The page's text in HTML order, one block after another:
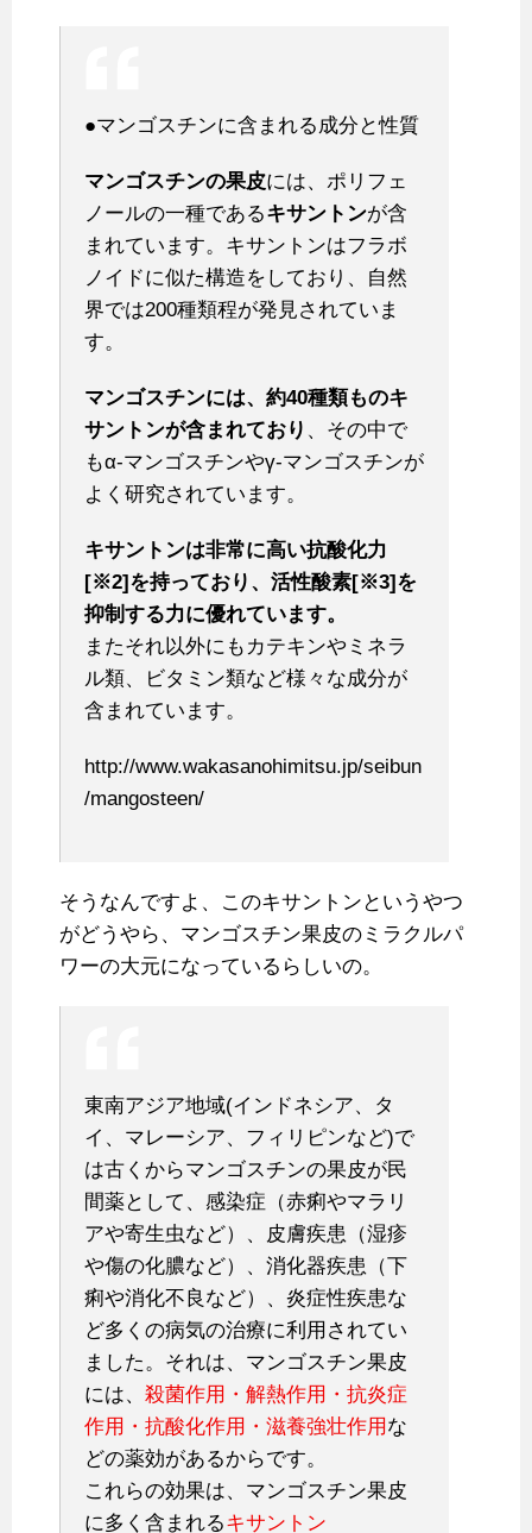
●マンゴスチンに含まれる成分と性質
マンゴスチンの果皮には、ポリフェ
ノールの一種であるキサントンが含
まれています。キサントンはフラボ
ノイドに似た構造をしており、自然
界では200種類程が発見されていま
す。
マンゴスチンには、約40種類ものキ
サントンが含まれており 、その中で
もα-マンゴスチンやγ-マンゴスチンが
よく研究されています。
キサントンは非常に高い抗酸化力
[※2]を持っており、活性酸素[※3]を
抑制する力に優れています。
またそれ以外にもカテキンやミネラ
ル類、ビタミン類など様々な成分が
含まれています。
http://www.wakasanohimitsu.jp/seibun
/mangosteen/
そうなんですよ、このキサントンというやつ
がどうやら、マンゴスチン果皮のミラクルパ
ワーの大元になっているらしいの。
東南アジア地域(インドネシア、タ
イ、マレーシア、フィリピンなど)で
は古くからマンゴスチンの果皮が民
間薬として、感染症（赤痢やマラリ
アや寄生虫など）、皮膚疾患（湿疹
や傷の化膿など）、消化器疾患（下
痢や消化不良など）、炎症性疾患な
ど多くの病気の治療に利用されてい
ました。それは、マンゴスチン果皮
には、 殺菌作用・解熱作用・抗炎症
作用・抗酸化作用・滋養強壮作用 な
どの薬効があるからです。
これらの効果は、マンゴスチン果皮
に多く含まれるキサントン